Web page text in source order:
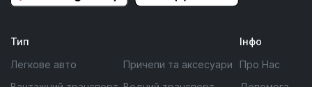
Тип
Легкове авто
Причепи та аксесуари
Інфо
Про Нас